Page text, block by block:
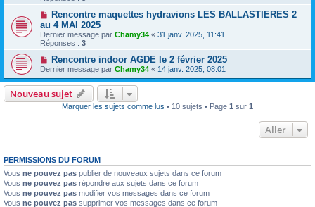
Rencontre maquettes hydravions LES BALLASTIERES 2
au 4 MAI 2025
Dernier message par Chamy34 « 31 janv. 2025, 11:41
Réponses : 3
Rencontre indoor AGDE le 2 février 2025
Dernier message par Chamy34 « 14 janv. 2025, 08:01
Nouveau sujet
Marquer les sujets comme lus • 10 sujets • Page 1 sur 1
Aller
PERMISSIONS DU FORUM
Vous ne pouvez pas publier de nouveaux sujets dans ce forum
Vous ne pouvez pas répondre aux sujets dans ce forum
Vous ne pouvez pas modifier vos messages dans ce forum
Vous ne pouvez pas supprimer vos messages dans ce forum